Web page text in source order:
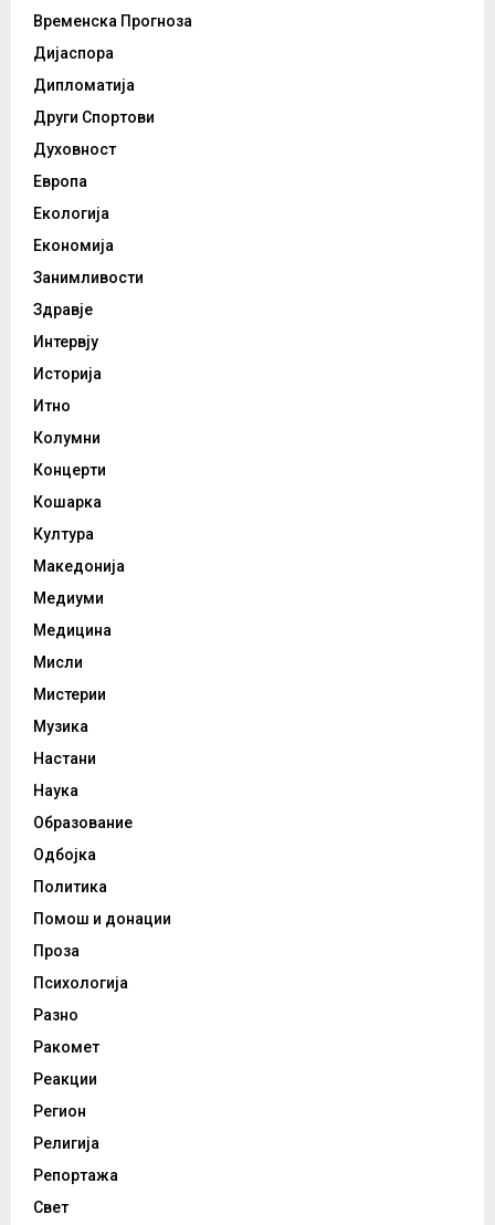
Временска Прогноза
Дијаспора
Дипломатија
Други Спортови
Духовност
Европа
Екологија
Економија
Занимливости
Здравје
Интервју
Историја
Итно
Колумни
Концерти
Кошарка
Култура
Македонија
Медиуми
Медицина
Мисли
Мистерии
Музика
Настани
Наука
Образование
Одбојка
Политика
Помош и донации
Проза
Психологија
Разно
Ракомет
Реакции
Регион
Религија
Репортажа
Свет